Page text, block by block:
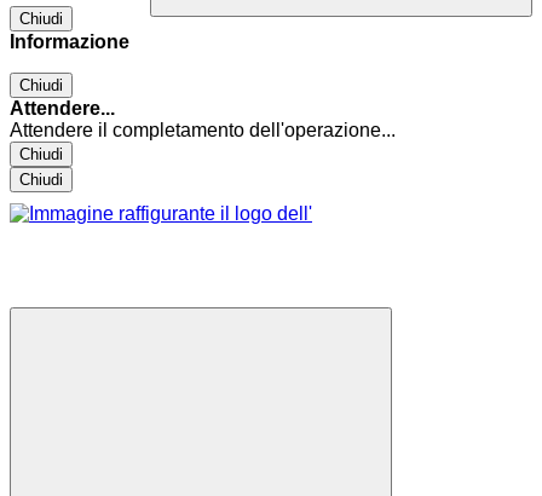
Chiudi
Informazione
Chiudi
Attendere...
Attendere il completamento dell'operazione...
Chiudi
Chiudi